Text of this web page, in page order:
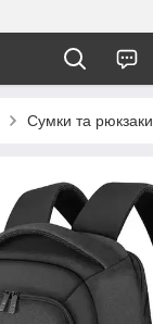
Сумки та рюкзаки